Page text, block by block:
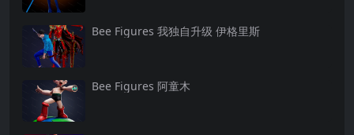
Bee Figures 我独自升级 伊格里斯
Bee Figures 阿童木